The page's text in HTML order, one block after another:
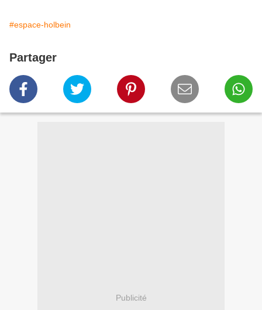
#espace-holbein
Partager
Publicité